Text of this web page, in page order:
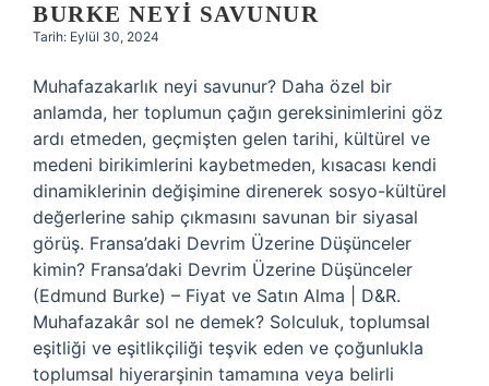
BURKE NEYI SAVUNUR
Tarih: Eylül 30, 2024
Muhafazakarlık neyi savunur? Daha özel bir
anlamda, her toplumun çağın gereksinimlerini göz
ardı etmeden, geçmişten gelen tarihi, kültürel ve
medeni birikimlerini kaybetmeden, kısacası kendi
dinamiklerinin değişimine direnerek sosyo-kültürel
değerlerine sahip çıkmasını savunan bir siyasal
görüş. Fransa’daki Devrim Üzerine Düşünceler
kimin? Fransa’daki Devrim Üzerine Düşünceler
(Edmund Burke) – Fiyat ve Satın Alma | D&R.
Muhafazakâr sol ne demek? Solculuk, toplumsal
eşitliği ve eşitlikçiliği teşvik eden ve çoğunlukla
toplumsal hiyerarşinin tamamına veya belirli